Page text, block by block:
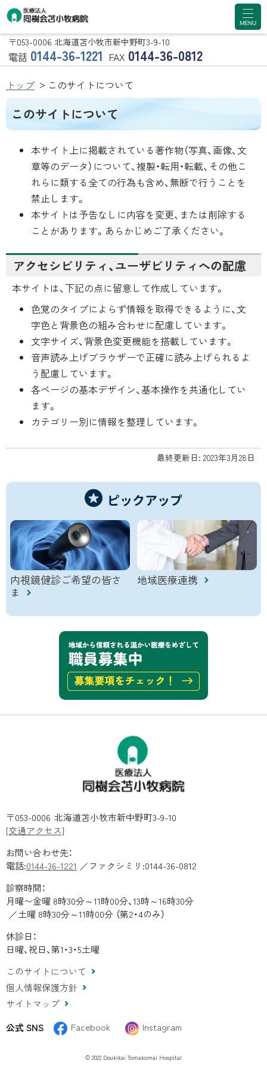
医療法人 同樹会苫小
牧病院
MENU
〒053-0006 北海道苫小牧市新中野町3-9-10
電話 0144-36-1221 FAX 0144-36-0812
トップ このサイトについて
このサイトについて
本サイト上に掲載されている著作物（写真、画像、文
章等のデータ）について、複製・転用・転載、その他こ
れらに類する全ての行為も含め、無断で行うことを
禁止します。
本サイトは予告なしに内容を変更、または削除する
ことがあります。あらかじめご了承ください。
アクセシビリティ、ユーザビリティへの配慮
本サイトは、下記の点に留意して作成しています。
色覚のタイプによらず情報を取得できるように、文
字色と背景色の組み合わせに配慮しています。
文字サイズ、背景色変更機能を搭載しています。
音声読み上げブラウザーで正確に読み上げられるよ
う配慮しています。
各ページの基本デザイン、基本操作を共通化してい
ます。
カテゴリー別に情報を整理しています。
最終更新日: 2023年3月28日
ピックアップ
内視鏡健診ご希望の皆さ
ま
地域医療連携
医療法人 同樹会苫小
〒053-0006 北海道苫小牧市新中野町3-9-10
[交通アクセス]
お問い合わせ先：
電話:0144-36-1221 ファクシミリ:0144-36-0812
診察時間：
月曜〜金曜 8時30分～11時00分、13時～16時30分
土曜 8時30分～11時00分 （第2・4のみ）
休診日：
日曜、祝日、第1・3・5土曜
このサイトについて
個人情報保護方針
サイトマップ
公式 SNS
Facebook Instagram
© 2022 Doukikai Tomakomai Hospital